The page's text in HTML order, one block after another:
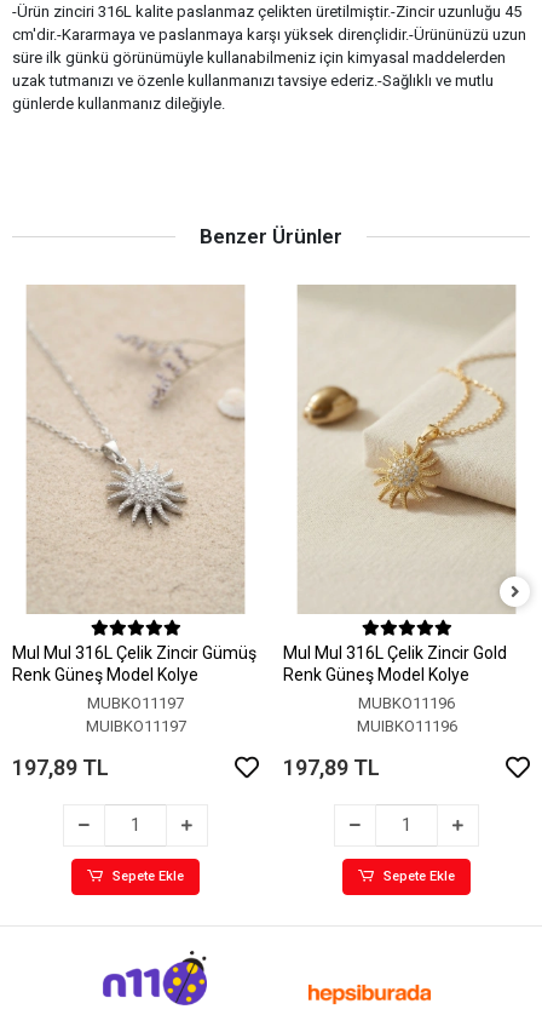
-Ürün zinciri 316L kalite paslanmaz çelikten üretilmiştir.-Zincir uzunluğu 45
cm'dir.-Kararmaya ve paslanmaya karşı yüksek dirençlidir.-Ürününüzü uzun
süre ilk günkü görünümüyle kullanabilmeniz için kimyasal maddelerden
uzak tutmanızı ve özenle kullanmanızı tavsiye ederiz.-Sağlıklı ve mutlu
günlerde kullanmanız dileğiyle.
Benzer Ürünler
MuI MuI 316L Çelik Zincir Gümüş
Renk Güneş Model Kolye
MUBKO11197
MUIBKO11197
197,89 TL
Sepete Ekle
MuI MuI 316L Çelik Zincir Gold
Renk Güneş Model Kolye
MUBKO11196
MUIBKO11196
197,89 TL
Sepete Ekle